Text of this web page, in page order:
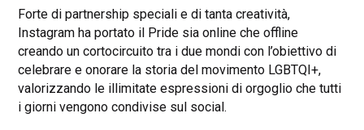
Forte di partnership speciali e di tanta creatività,
Instagram ha portato il Pride sia online che offline
creando un cortocircuito tra i due mondi con l’obiettivo di
celebrare e onorare la storia del movimento LGBTQI+,
valorizzando le illimitate espressioni di orgoglio che tutti
i giorni vengono condivise sul social.